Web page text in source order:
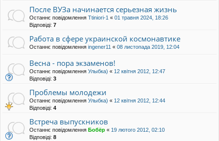
После ВУЗа начинается серьезная жизнь
Останнє повідомлення Ttiniori-1 « 01 травня 2024, 18:26
Відповіді: 7
Работа в сфере украинской космонавтике
Останнє повідомлення ingener11 « 08 листопада 2019, 12:04
Весна - пора экзаменов!
Останнє повідомлення Улыбка) « 12 квітня 2012, 12:47
Відповіді: 3
Проблемы молодежи
Останнє повідомлення Улыбка) « 12 квітня 2012, 12:44
Відповіді: 4
Встреча выпускников
Останнє повідомлення Бобёр « 19 лютого 2012, 02:10
Відповіді: 8